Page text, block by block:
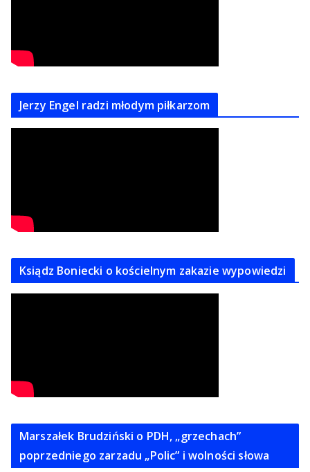
Jerzy Engel radzi młodym piłkarzom
Ksiądz Boniecki o kościelnym zakazie wypowiedzi
Marszałek Brudziński o PDH, „grzechach”
poprzedniego zarzadu „Polic” i wolności słowa